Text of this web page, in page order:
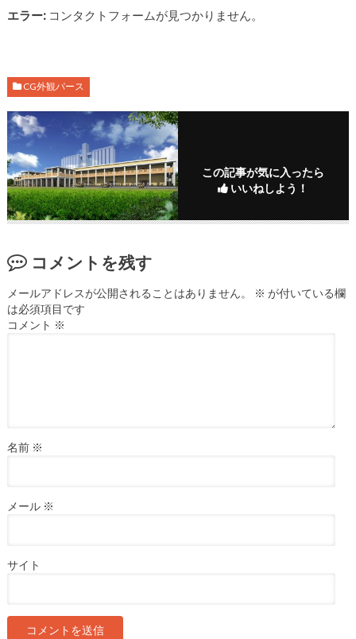
エラー:コンタクトフォームが見つかりません。
CG外観パース
この記事が気に入ったら
いいねしよう！
コメントを残す
メールアドレスが公開されることはありません。 ※ が付いている欄
は必須項目です
コメント ※
名前 ※
メール ※
サイト